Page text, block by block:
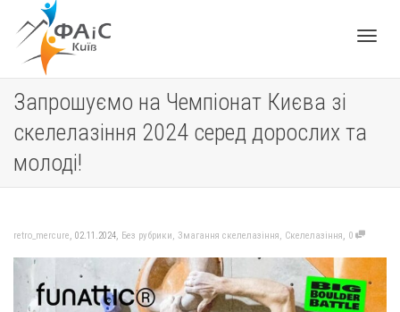
Запрошуємо на Чемпіонат Києва зі
скелелазіння 2024 серед дорослих та
молоді!
retro_mercure, 02.11.2024, Без рубрики, Змагання скелелазіння, Скелелазіння, 0